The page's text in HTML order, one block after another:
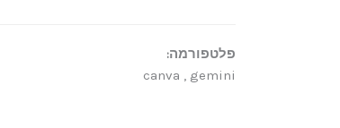
פלטפורמה:
canva , gemini